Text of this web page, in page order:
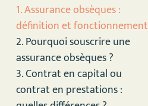
1. Assurance obsèques :
définition et fonctionnement
2. Pourquoi souscrire une
assurance obsèques ?
3. Contrat en capital ou
contrat en prestations :